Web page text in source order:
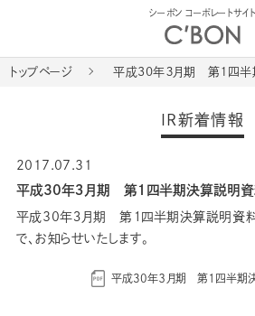
シーボン コーポレートサイト
トップページ 平成30年３月期 第１四
IR新着情報
2017.07.31
平成30年３月期 第１四半期決算説明
平成30年３月期 第１四半期決算説明資料
で、お知らせいたします。
平成30年３月期 第１四半期